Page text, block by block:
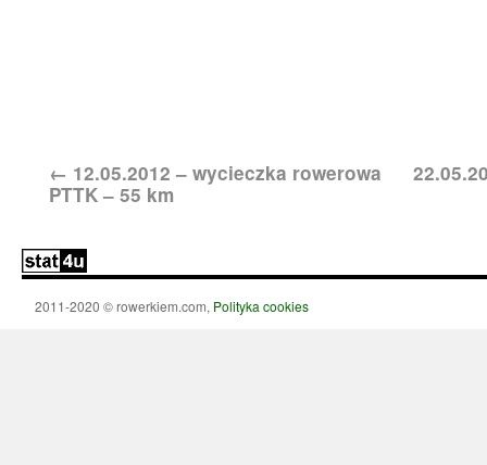
← 12.05.2012 – wycieczka rowerowa
PTTK – 55 km
2011-2020 © rowerkiem.com, Polityka cookies